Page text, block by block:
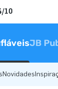
10
JB
Novidades